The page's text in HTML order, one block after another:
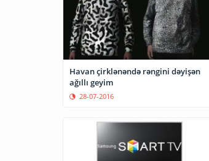
Havan çirklənəndə rəngini dəyişən
ağıllı geyim
28-07-2016